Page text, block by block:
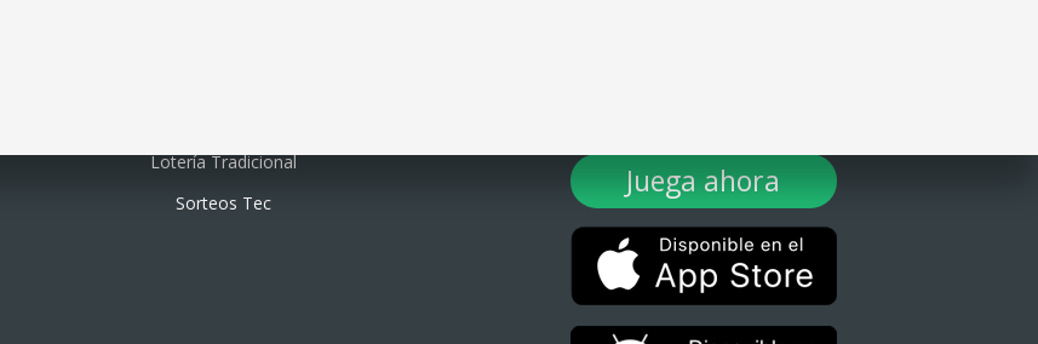
Lotería Tradicional
Sorteos Tec
Juega ahora